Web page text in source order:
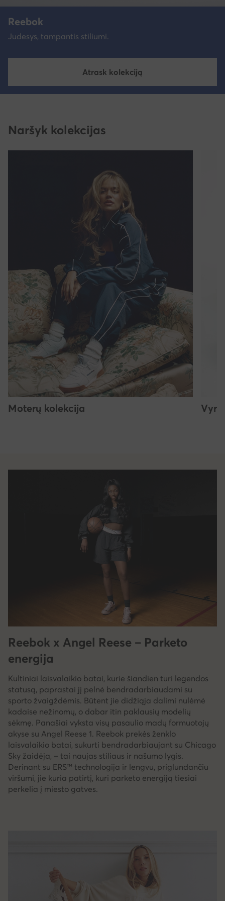
Reebok
Judesys, tampantis stiliumi.
Atrask kolekciją
Naršyk kolekcijas
Moterų kolekcija
Reebok x Angel Reese – Parketo
energija
Kultiniai laisvalaikio batai, kurie šiandien turi legendos
statusą, paprastai jį pelnė bendradarbiaudami su
sporto žvaigždėmis. Būtent jie didžiąja dalimi nulėmė
kadaise nežinomų, o dabar itin paklausių modelių
sėkmę. Panašiai vyksta visų pasaulio madų formuotojų
akyse su Angel Reese 1. Reebok prekės ženklo
laisvalaikio batai, sukurti bendradarbiaujant su Chicago
Sky žaidėja, – tai naujas stiliaus ir našumo lygis.
Derinant su ERS™ technologija ir lengvu, priglundančiu
viršumi, jie kuria patirtį, kuri parketo energiją tiesiai
perkelia į miesto gatves.